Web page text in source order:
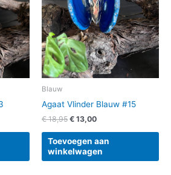
Blauw
Agaat Vlinder Blauw #15
€18,95 € 13,00
Toevoegen aan
winkelwagen